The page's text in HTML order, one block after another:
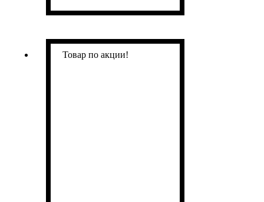
Товар по акции!